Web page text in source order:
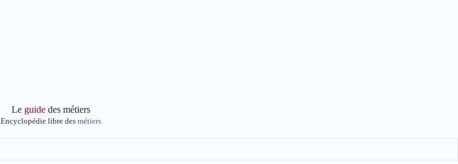
Le guide des métiers
Encyclopédie libre des métiers